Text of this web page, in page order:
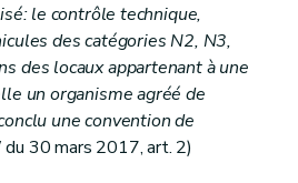
le contrôle technique,
des catégories N2, N3,
des locaux appartenant à une
un organisme agréé de
une convention de
30 mars 2017, art. 2)